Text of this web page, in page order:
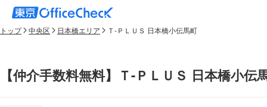
トップ 中央区 日本橋エリア Ｔ-ＰＬＵＳ 日本橋小伝馬町
【仲介手数料無料】Ｔ-ＰＬＵＳ 日本橋小伝